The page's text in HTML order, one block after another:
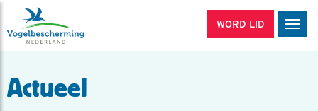
WORD LID
Actueel